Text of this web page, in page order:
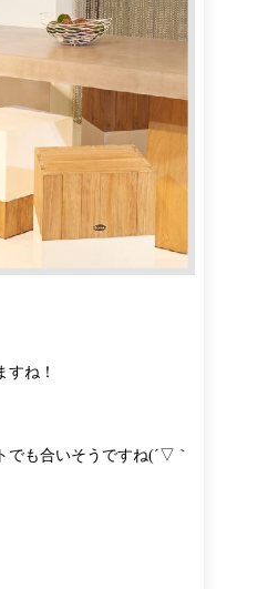
ね！
でも合いそうですね(´▽｀